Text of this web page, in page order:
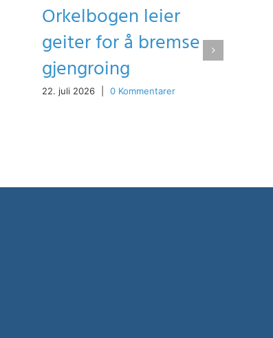
Orkelbogen leier
geiter for å bremse
gjengroing
22. juli 2026 0 Kommentarer